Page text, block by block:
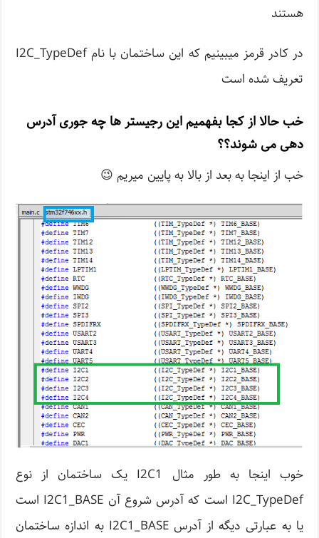
هستند
در کادر قرمز میبینیم که این ساختمان با نام I2C_TypeDef
تعریف شده است
خب حالا از کجا بفهمیم این رجیستر ها چه جوری آدرس
دهی می شوند؟؟
خب از اینجا به بعد از بالا به پایین میریم 😉
خوب اینجا به طور مثال I2C1 یک ساختمان از نوع
I2C_TypeDef است که آدرس شروع آن I2C1_BASE است
یا به عبارتی دیگه از آدرس I2C1_BASE به اندازه ساختمان